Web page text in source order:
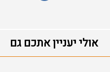
אולי יעניין אתכם גם